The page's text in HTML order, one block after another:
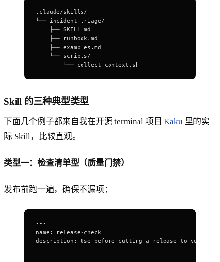
.claude/skills/
└── incident-triage/
    ├── SKILL.md
    ├── runbook.md
    ├── examples.md
    └── scripts/
        └── collect-context.sh
Skill 的三种典型类型
下面几个例子都来自我在开源 terminal 项目 Kaku 里的实
际 Skill，比较直观。
类型一：检查清单型（质量门禁）
发布前跑一遍，确保不漏项：
---
name :
release-check
description : Use before cutting a release to verify
---